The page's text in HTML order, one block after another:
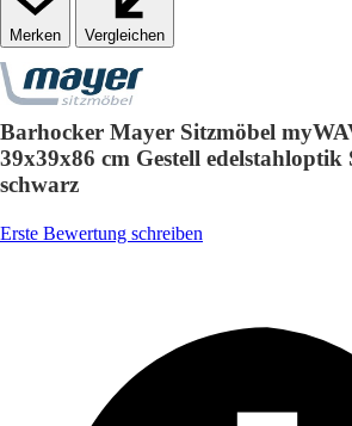
Vergleichen
Barhocker Mayer Sitzmöbel
39x39x86 cm Gestell
schwarz
Erste Bewertung schreiben